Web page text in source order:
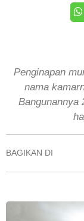
Penginapan
nama
Bangunannya
BAGIKAN DI